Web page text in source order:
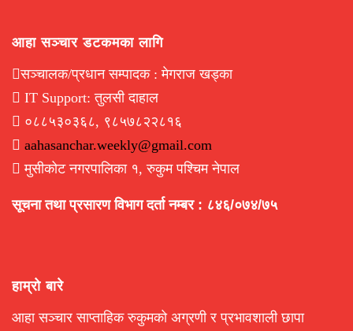
आहा सञ्चार डटकमका लागि
सञ्चालक/प्रधान सम्पादक : मेगराज खड्का
IT Support: तुलसी दाहाल
०८८५३०३६८, ९८५७८२२८१६
aahasanchar.weekly@gmail.com
मुसीकोट नगरपालिका १, रुकुम पश्चिम नेपाल
सूचना तथा प्रसारण विभाग दर्ता नम्बर : ८४६/०७४/७५
हाम्रो बारे
आहा सञ्चार साप्ताहिक रुकुमको अग्रणी र प्रभावशाली छापा